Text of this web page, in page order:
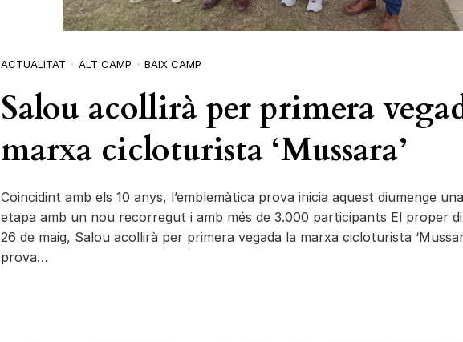
ACTUALITAT ALT CAMP BAIX CAMP
Salou acollirà per primera
marxa cicloturista ‘Mussara’
Coincidint amb els 10 anys, l’emblemàtica prova inicia aquest diumenge
etapa amb un nou recorregut i amb més de 3.000 participants El proper
26 de maig, Salou acollirà per primera vegada la marxa cicloturista
prova…